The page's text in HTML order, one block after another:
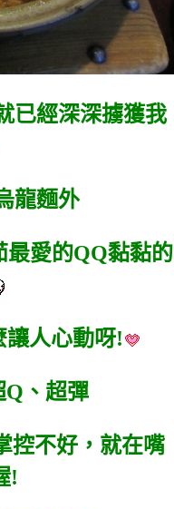
已經深深擄獲我
龍麵外
最愛的QQ黏黏的
讓人心動呀!
Q、超彈
控不好，就在嘴
!